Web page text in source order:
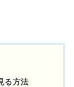
る方法